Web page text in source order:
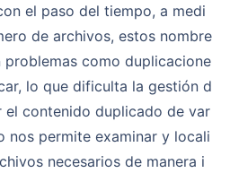
el paso del tiempo, a medi
de archivos, estos nombre
problemas como duplicacione
lo que dificulta la gestión d
el contenido duplicado de var
nos permite examinar y locali
necesarios de manera i